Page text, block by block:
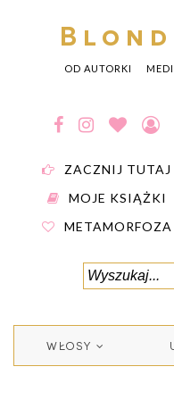
OD AUTORKI
ZACZNIJ TUTAJ
MOJE KSIĄŻKI
METAMORFOZA
WŁOSY